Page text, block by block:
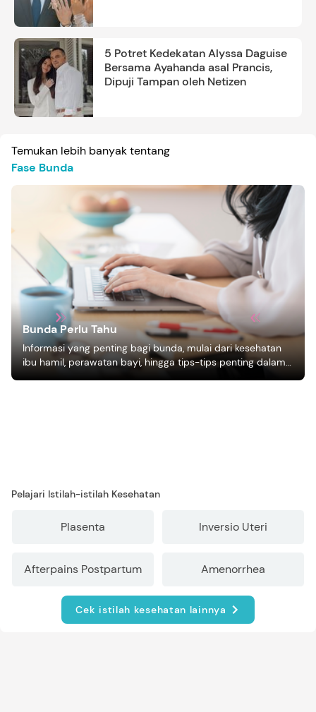
5 Potret Kedekatan Alyssa Daguise
Bersama Ayahanda asal Prancis,
Dipuji Tampan oleh Netizen
Temukan lebih banyak tentang
Fase Bunda
Bunda Perlu Tahu
Informasi yang penting bagi bunda, mulai dari kesehatan
ibu hamil, perawatan bayi, hingga tips-tips penting dalam
Pelajari Istilah-istilah Kesehatan
Plasenta Inversio Uteri
Afterpains Postpartum Amenorrhea
Cek istilah kesehatan lainnya